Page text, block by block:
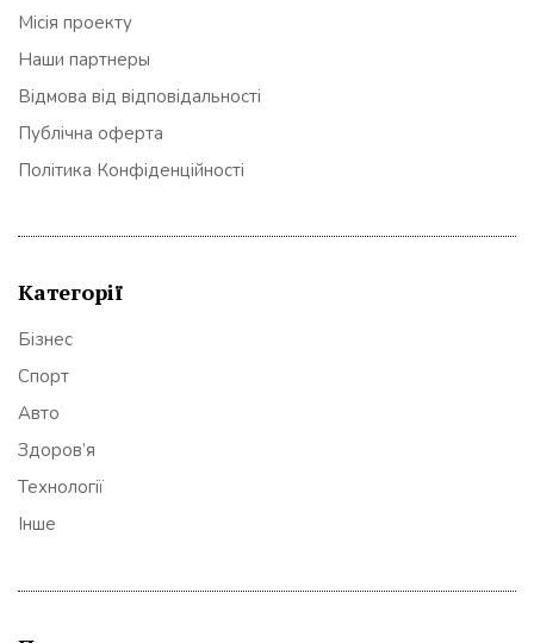
Місія проекту
Наши партнеры
Відмова від відповідальності
Публічна оферта
Політика Конфіденційності
Категорії
Бізнес
Спорт
Авто
Здоров’я
Технології
Інше